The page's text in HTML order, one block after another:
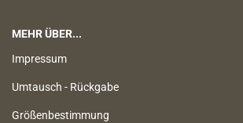
MEHR ÜBER...
Impressum
Umtausch - Rückgabe
Größenbestimmung